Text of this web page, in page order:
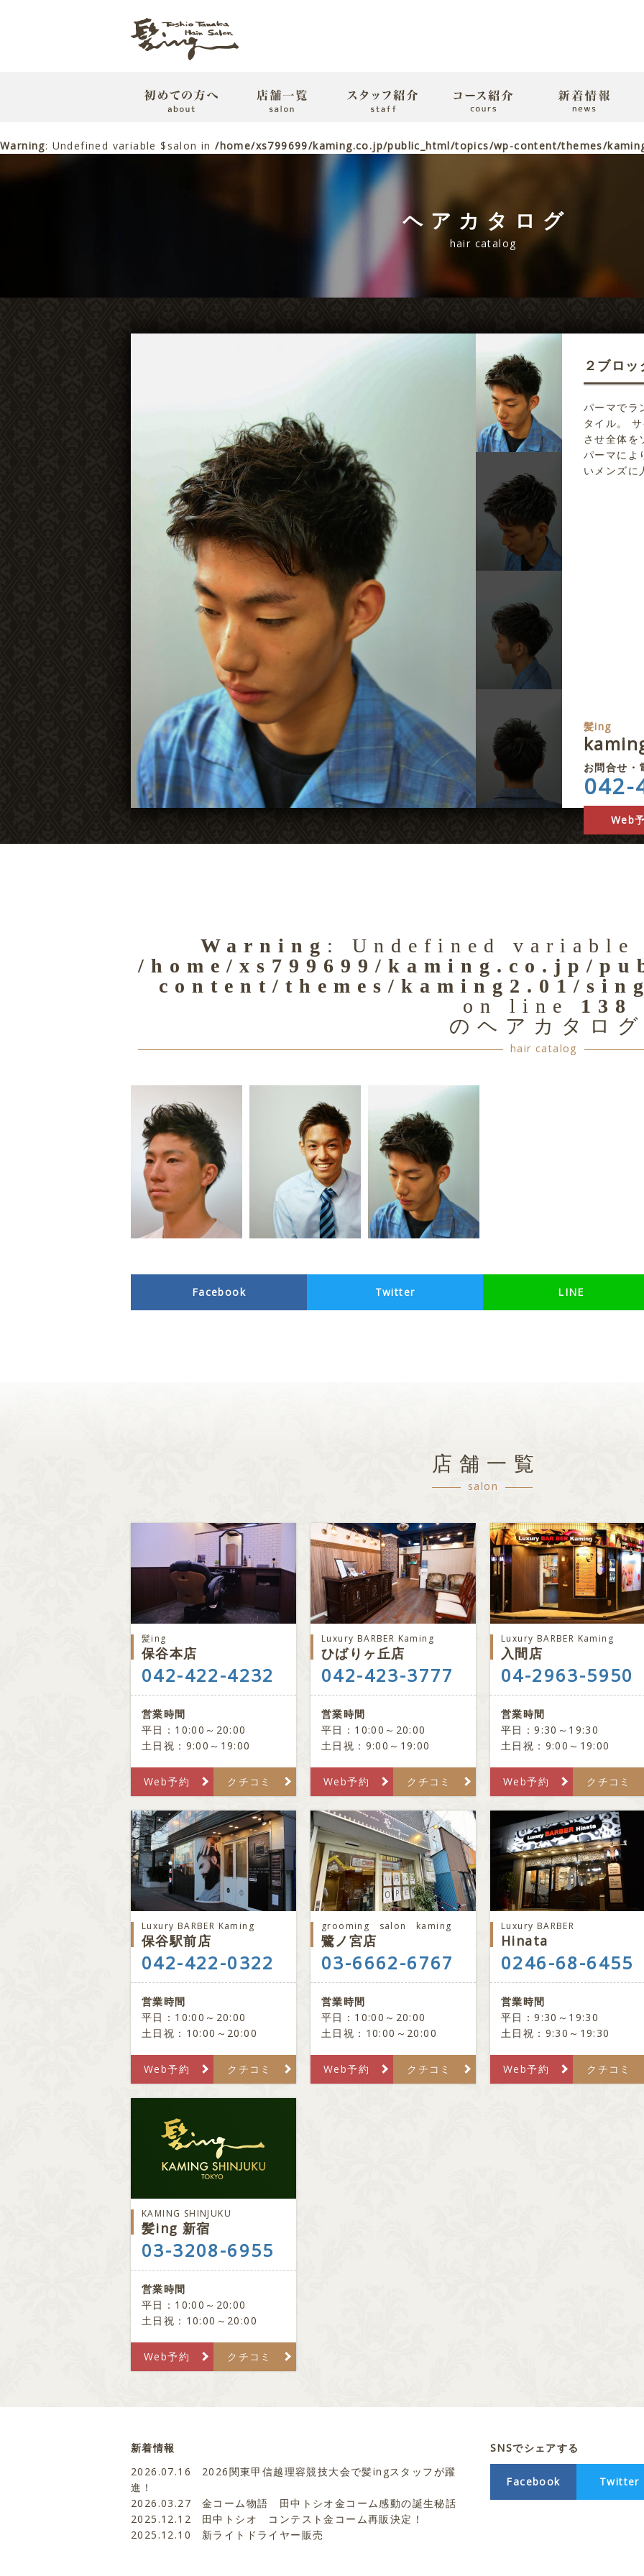
Warning: Undefined variable $salon in/home/xs799699/kaming.co.jp/public_html/topics/wp-content/themes/
ヘアカタログ
hair catalog
２ブロ
パーマでラ
タイル。
させ全体を
パーマによ
いメンズに
髪ing
お問合せ・
042-
Web
Warning : Undefined
/home/xs799699/kaming.co.jp/
content/themes/kaming2.01/
on line 138
のヘアカタロ
hair catalog
Facebook Twitter LINE
店舗一覧
salon
髪ing
保谷本店
042-422-4232
営業時間
平日：10:00～20:00
土日祝：9:00～19:00
Web予約 クチコミ
Luxury BARBER Kaming
ひばりヶ丘店
042-423-3777
営業時間
平日：10:00～20:00
土日祝：9:00～19:00
Web予約 クチコミ
Luxury BARBER Kaming
入間店
04-2963-5950
営業時間
平日：9:30～19:30
土日祝：9:00～19:00
Web予約 クチコミ
Luxury BARBER Kaming
保谷駅前店
042-422-0322
営業時間
平日：10:00～20:00
土日祝：10:00～20:00
Web予約 クチコミ
grooming salon kaming
鷺ノ宮店
03-6662-6767
営業時間
平日：10:00～20:00
土日祝：10:00～20:00
Web予約 クチコミ
Luxury BARBER
Hinata
0246-68-6455
営業時間
平日：9:30～19:30
土日祝：9:30～19:30
Web予約 クチコミ
KAMING SHINJUKU
髪ing 新宿
03-3208-6955
営業時間
平日：10:00～20:00
土日祝：10:00～20:00
Web予約 クチコミ
新着情報
2026.07.16
2026関東甲信越理容競技大会で髪ingスタッフが躍
進！
2026.03.27
金コーム物語 田中トシオ金コーム感動の誕生秘話
2025.12.12
田中トシオ コンテスト金コーム再販決定！
2025.12.10
新ライトドライヤー販売
SNSでシェアする
Facebook Twitter